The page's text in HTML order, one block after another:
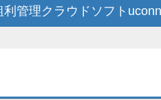
利管理クラウドソフト